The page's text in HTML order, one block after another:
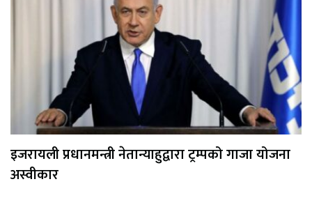
इजरायली प्रधानमन्त्री नेतान्याहुद्वारा ट्रम्पको गाजा योजना
अस्वीकार